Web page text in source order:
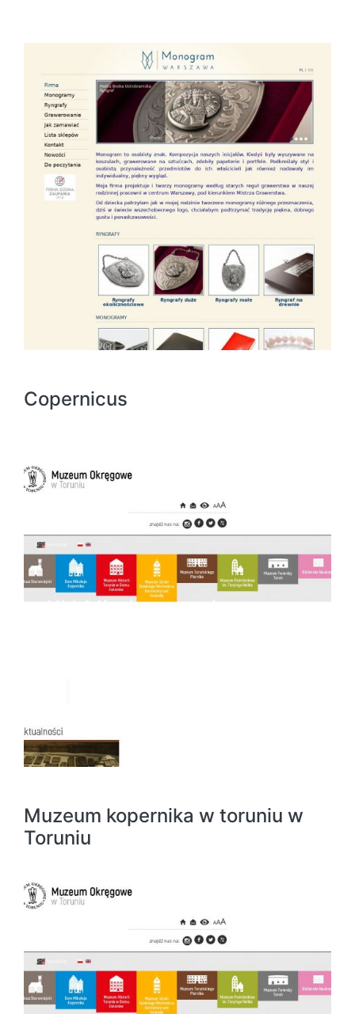
Copernicus
Muzeum kopernika w toruniu w
Toruniu